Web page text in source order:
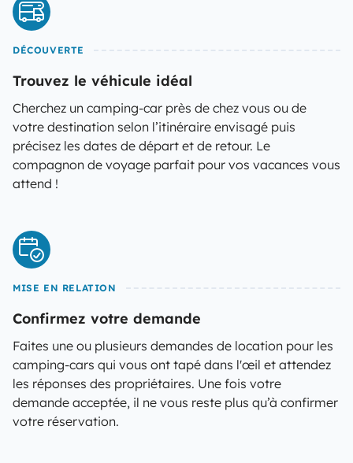
DÉCOUVERTE
Trouvez le véhicule idéal
Cherchez un camping-car près de chez vous ou de
votre destination selon l’itinéraire envisagé puis
précisez les dates de départ et de retour. Le
compagnon de voyage parfait pour vos vacances vous
attend !
MISE EN RELATION
Confirmez votre demande
Faites une ou plusieurs demandes de location pour les
camping-cars qui vous ont tapé dans l'œil et attendez
les réponses des propriétaires. Une fois votre
demande acceptée, il ne vous reste plus qu’à confirmer
votre réservation.